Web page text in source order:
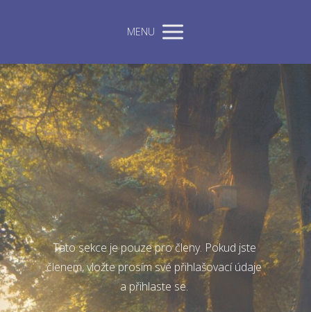
MENU
Tato sekce je pouze pro členy. Pokud jste
členem, vložte prosím své přihlašovací údaje
a přihlaste se.